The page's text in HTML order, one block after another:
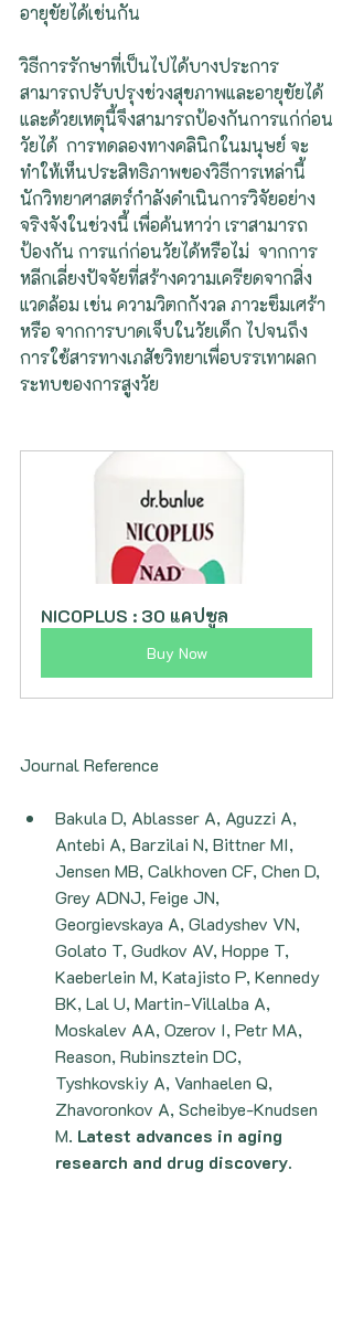
อายุขัยได้เช่นกัน
วิธีการรักษาที่เป็นไปได้บางประการ
สามารถปรับปรุงช่วงสุขภาพและอายุขัยได้
และด้วยเหตุนี้จึงสามารถป้องกันการแก่ก่อน
วัยได้  การทดลองทางคลินิกในมนุษย์ จะ
ทำให้เห็นประสิทธิภาพของวิธีการเหล่านี้
นักวิทยาศาสตร์กำลังดำเนินการวิจัยอย่าง
จริงจังในช่วงนี้ เพื่อค้นหาว่า เราสามารถ
ป้องกัน การแก่ก่อนวัยได้หรือไม่  จากการ
หลีกเลี่ยงปัจจัยที่สร้างความเครียดจากสิ่ง
แวดล้อม เช่น ความวิตกกังวล ภาวะซึมเศร้า
หรือ จากการบาดเจ็บในวัยเด็ก ไปจนถึง
การใช้สารทางเภสัชวิทยาเพื่อบรรเทาผลก
ระทบของการสูงวัย
NICOPLUS : 30 แคปซูล
Buy Now
Journal Reference
Bakula D, Ablasser A, Aguzzi A,
Antebi A, Barzilai N, Bittner MI,
Jensen MB, Calkhoven CF, Chen D,
Grey ADNJ, Feige JN,
Georgievskaya A, Gladyshev VN,
Golato T, Gudkov AV, Hoppe T,
Kaeberlein M, Katajisto P, Kennedy
BK, Lal U, Martin-Villalba A,
Moskalev AA, Ozerov I, Petr MA,
Reason, Rubinsztein DC,
Tyshkovskiy A, Vanhaelen Q,
Zhavoronkov A, Scheibye-Knudsen
M. Latest advances in aging
research and drug discovery.